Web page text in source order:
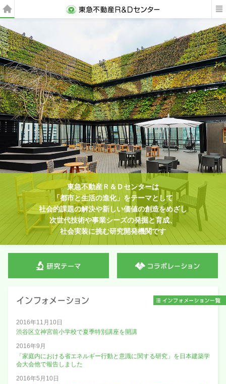
東急不動産Ｒ＆Ｄセンターは
「都市と生活の進化」をテーマとして
社会的課題の解決や新しい価値の創造をめざし
次世代技術や事業シーズの発掘と育成、
社会実装に挑む研究開発機関です
東急不動産Ｒ＆Ｄセンターは
「都市と生活の進化」をテーマとして
社会的課題の解決や新しい価値の創造をめざし
次世代技術や事業シーズの発掘と育成、
社会実装に挑む研究開発機関です
2016年11月10日
渋谷区立神宮前小学校で夏季特別講座を開講
2016年9月
「家庭内における省エネルギー行動と意識に関する研究」を日本建築学
会大会他で報告しました
2016年5月10日